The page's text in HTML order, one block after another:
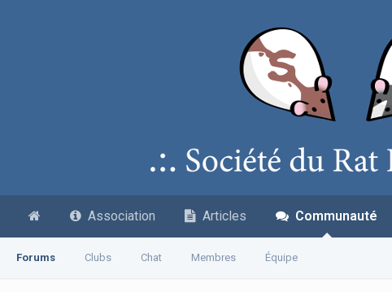
Association Articles Communauté
Forums Clubs Chat Membres Équipe